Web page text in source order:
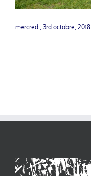
mercredi, 3rd octobre, 2018